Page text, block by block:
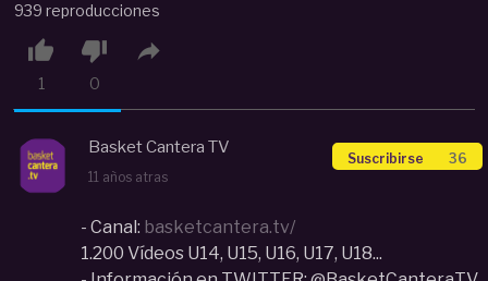
939 reproducciones

1

0

Basket Cantera TV
11 años atras
Suscribirse 36
- Canal: basketcantera.tv/
1.200 Vídeos U14, U15, U16, U17, U18...